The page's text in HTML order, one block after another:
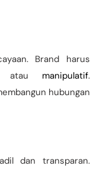
Brand harus
atau manipulatif.
hubungan
dan transparan.